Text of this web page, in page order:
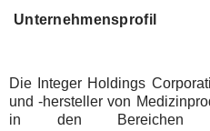
Unternehmensprofil
Die Integer Holdings
und -hersteller von
in den Bereichen